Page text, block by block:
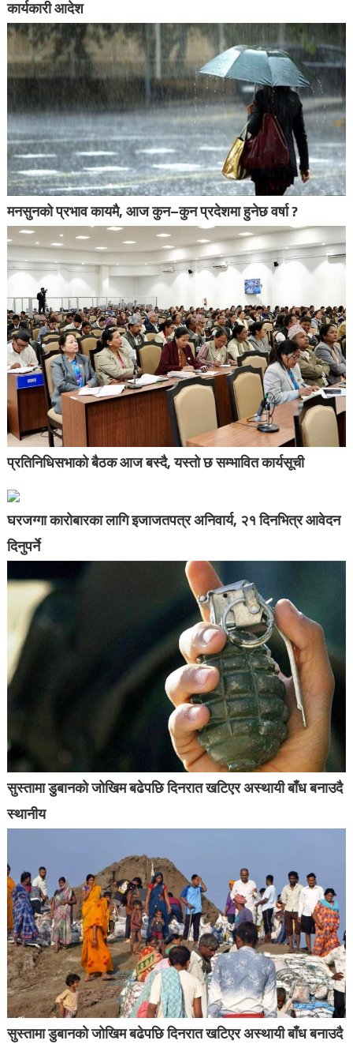
कार्यकारी आदेश
मनसुनको प्रभाव कायमै, आज कुन–कुन प्रदेशमा हुनेछ वर्षा ?
प्रतिनिधिसभाको बैठक आज बस्दै, यस्तो छ सम्भावित कार्यसूची
घरजग्गा कारोबारका लागि इजाजतपत्र अनिवार्य, २१ दिनभित्र आवेदन
दिनुपर्ने
सुस्तामा डुबानको जोखिम बढेपछि दिनरात खटिएर अस्थायी बाँध बनाउदै
स्थानीय
सुस्तामा डुबानको जोखिम बढेपछि दिनरात खटिएर अस्थायी बाँध बनाउदै